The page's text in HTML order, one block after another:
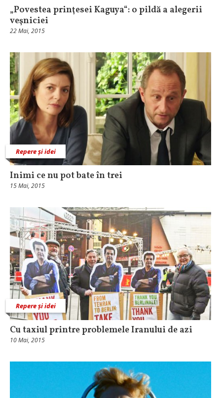
„Povestea prinţesei Kaguya“: o pildă a alegerii
veşniciei
22 Mai, 2015
Repere și idei
Inimi ce nu pot bate în trei
15 Mai, 2015
Repere și idei
Cu taxiul printre problemele Iranului de azi
10 Mai, 2015